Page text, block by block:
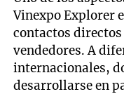
Vinexpo Explorer
contactos
vendedores. A
internacionales,
desarrollarse en